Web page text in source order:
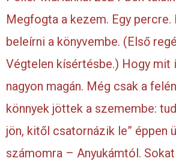
Megfogta a kezem. Egy
beleírni a könyvembe. (Első
Végtelen kísértésbe.) Hogy mit
nagyon magán. Még csak a
könnyek jöttek a szemembe:
jön, kitől csatornázik le” éppen
számomra – Anyukámtól.